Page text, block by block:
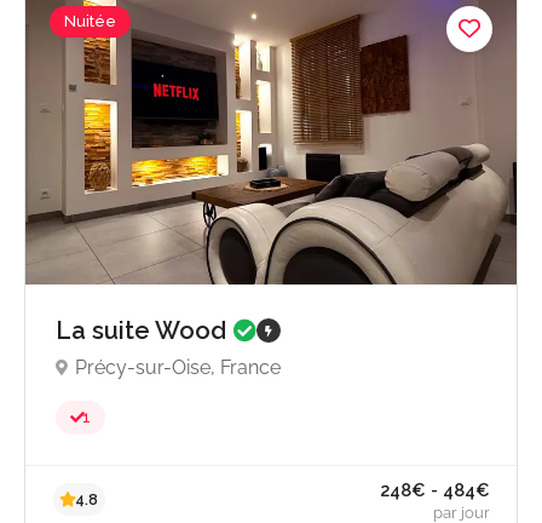
4.8
231€ -
par
Nuitée
La suite Wood
Précy-sur-Oise, France
1